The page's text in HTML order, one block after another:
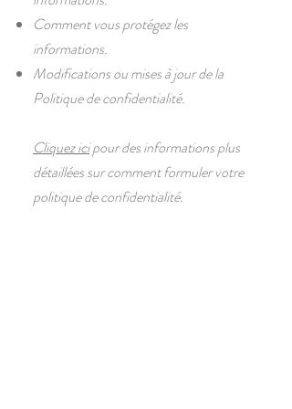
Comment vous protégez les
informations.
Modifications ou mises à jour de la
Politique de confidentialité.
Cliquez icipour des informations plus
détaillées sur comment formuler votre
politique de confidentialité.